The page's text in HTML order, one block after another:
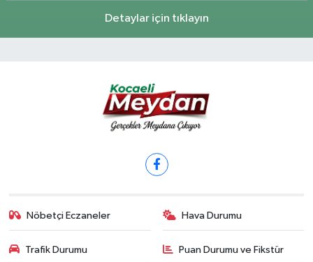
Detaylar için tıklayın
Nöbetçi Eczaneler Hava Durumu
Trafik Durumu Puan Durumu ve Fikstür